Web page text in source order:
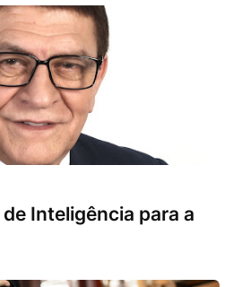
Inteligência para a